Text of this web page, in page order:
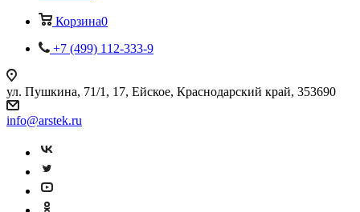
Корзина0
+7 (499) 112-333-9
ул. Пушкина, 71/1, 17, Ейское, Краснодарский край, 353690
info@arstek.ru